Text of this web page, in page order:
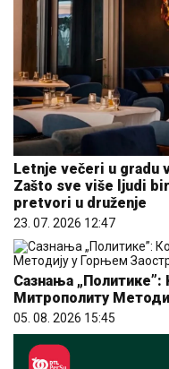
Letnje večeri u gradu
Zašto sve više ljudi
pretvori u druženje
23. 07. 2026 12:47
Сазнања „Политике”:
Митрополиту
05. 08. 2026 15:45